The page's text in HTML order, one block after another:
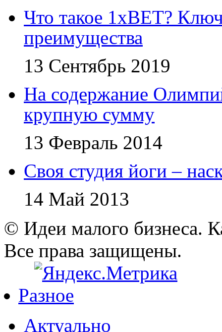
Что такое 1xBET?
преимущества
13 Сентябрь 2019
На содержание
крупную сумму
13 Февраль 2014
Своя студия йоги –
14 Май 2013
© Идеи малого бизнеса.
Все права защищены.
Разное
Актуально